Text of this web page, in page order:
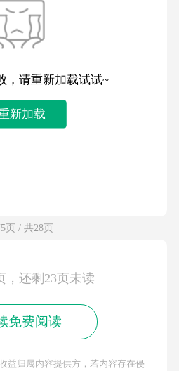
，请重新加载试试~
新加载
页 / 共28页
，还剩23页未读
免费阅读
益归属内容提供方，若内容存在侵